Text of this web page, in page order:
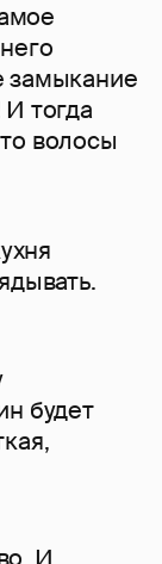
замыкание
тогда
волосы
будет